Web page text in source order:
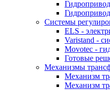
Системы
ELS -
Varistand -
Movotec -
Готовые
Механизмы
Механизм
Механизм